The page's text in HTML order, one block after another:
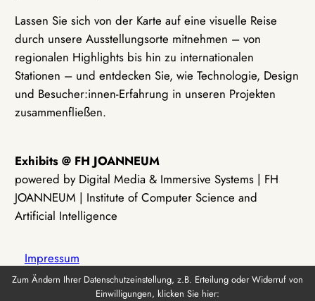
Lassen Sie sich von der Karte auf eine visuelle Reise
durch unsere Ausstellungsorte mitnehmen – von
regionalen Highlights bis hin zu internationalen
Stationen – und entdecken Sie, wie Technologie, Design
und Besucher:innen-Erfahrung in unseren Projekten
zusammenfließen.
Exhibits @ FH JOANNEUM
powered by Digital Media & Immersive Systems | FH
JOANNEUM | Institute of Computer Science and
Artificial Intelligence
Impressum
Zum Ändern Ihrer Datenschutzeinstellung, z.B. Erteilung oder Widerruf von
Einwilligungen, klicken Sie hier: